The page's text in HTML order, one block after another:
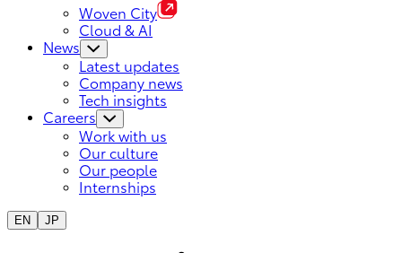
Woven City
Cloud & AI
News
Latest updates
Company news
Tech insights
Careers
Work with us
Our culture
Our people
Internships
EN JP